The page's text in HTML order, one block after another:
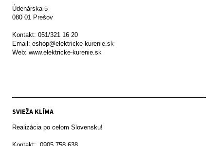
Údenárska 5
080 01 Prešov
Kontakt: 051/321 16 20
Email: eshop@elektricke-kurenie.sk
Web: www.elektricke-kurenie.sk
SVIEŽA KLÍMA
Realizácia po celom Slovensku!